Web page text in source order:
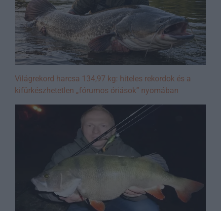
Világrekord harcsa 134,97 kg: hiteles rekordok és a
kifürkészhetetlen „fórumos óriások” nyomában